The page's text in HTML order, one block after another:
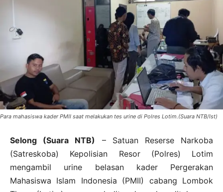
Para mahasiswa kader PMII saat melakukan tes urine di Polres Lotim.(Suara NTB/Ist)
Selong (Suara NTB)
– Satuan Reserse Narkoba
(Satreskoba) Kepolisian Resor (Polres) Lotim
mengambil urine belasan kader Pergerakan
Mahasiswa Islam Indonesia (PMII) cabang Lombok